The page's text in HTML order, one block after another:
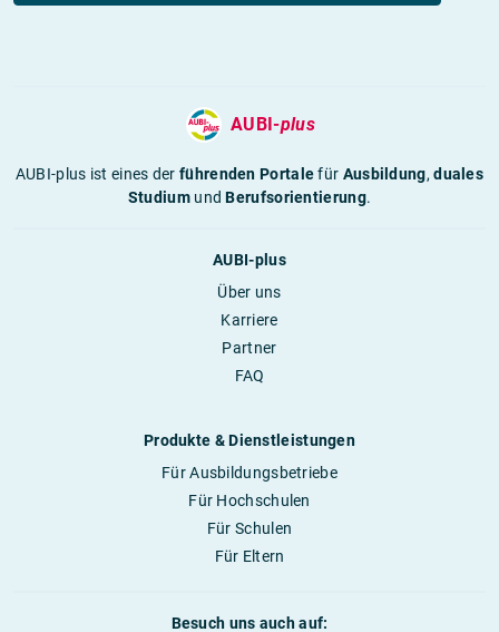
AUBI-plus
AUBI-plus ist eines derführenden Portalefür Ausbildung,duales
StudiumundBerufsorientierung.
AUBI-plus
Über uns
Karriere
Partner
FAQ
Produkte & Dienstleistungen
Für Ausbildungsbetriebe
Für Hochschulen
Für Schulen
Für Eltern
Besuch uns auch auf: